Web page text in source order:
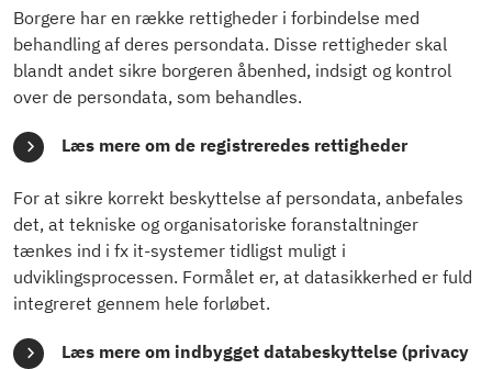
Borgere har en række rettigheder i forbindelse med
behandling af deres persondata. Disse rettigheder skal
blandt andet sikre borgeren åbenhed, indsigt og kontrol
over de persondata, som behandles.
Læs mere om de registreredes rettigheder
For at sikre korrekt beskyttelse af persondata, anbefales
det, at tekniske og organisatoriske foranstaltninger
tænkes ind i fx it-systemer tidligst muligt i
udviklingsprocessen. Formålet er, at datasikkerhed er fuld
integreret gennem hele forløbet.
Læs mere om indbygget databeskyttelse (privacy